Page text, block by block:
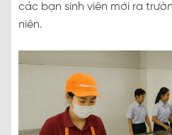
các bạn sinh viên mới ra
niên.